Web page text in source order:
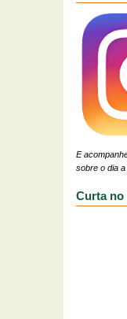
E
sobre o dia
Curta no